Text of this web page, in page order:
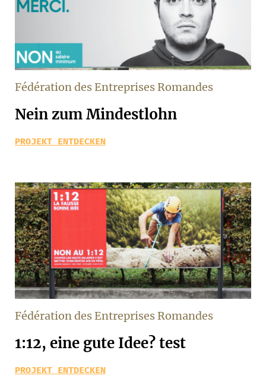
Fédération des Entreprises Romandes
Nein zum Mindestlohn
PROJEKT ENTDECKEN
Fédération des Entreprises Romandes
1:12, eine gute Idee? test
PROJEKT ENTDECKEN